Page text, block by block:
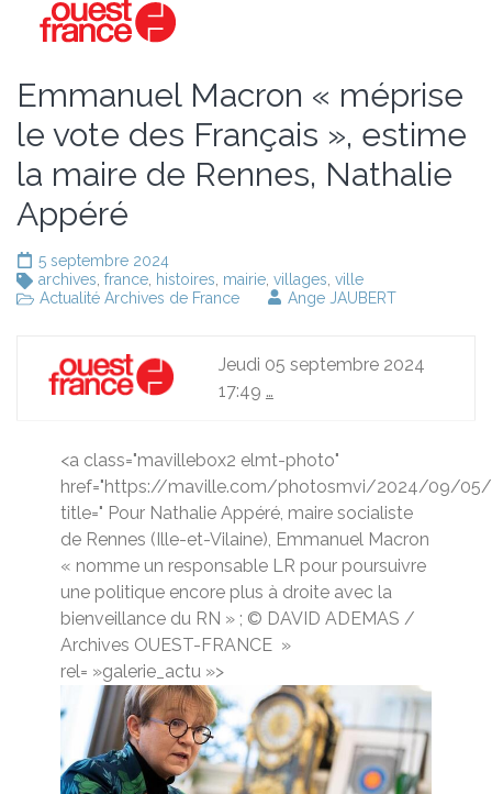
Emmanuel Macron « méprise
le vote des Français », estime
la maire de Rennes, Nathalie
Appéré
5 septembre 2024
archives france histoires mairie villages ville
Actualité Archives de France
Ange JAUBERT
Jeudi 05 septembre 2024
17:49 …
<a class="mavillebox2 elmt-photo"
href="https://maville.com/photosmvi/2024/09/05/
title=" Pour Nathalie Appéré, maire socialiste
de Rennes (Ille-et-Vilaine), Emmanuel Macron
« nomme un responsable LR pour poursuivre
une politique encore plus à droite avec la
bienveillance du RN » ; © DAVID ADEMAS /
Archives OUEST-FRANCE »
rel= »galerie_actu »>